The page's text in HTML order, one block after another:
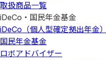
取扱商品一覧
iDeCo・国民年金基金
iDeCo（個人型確定拠出年金）
国民年金基金
ロボアドバイザー